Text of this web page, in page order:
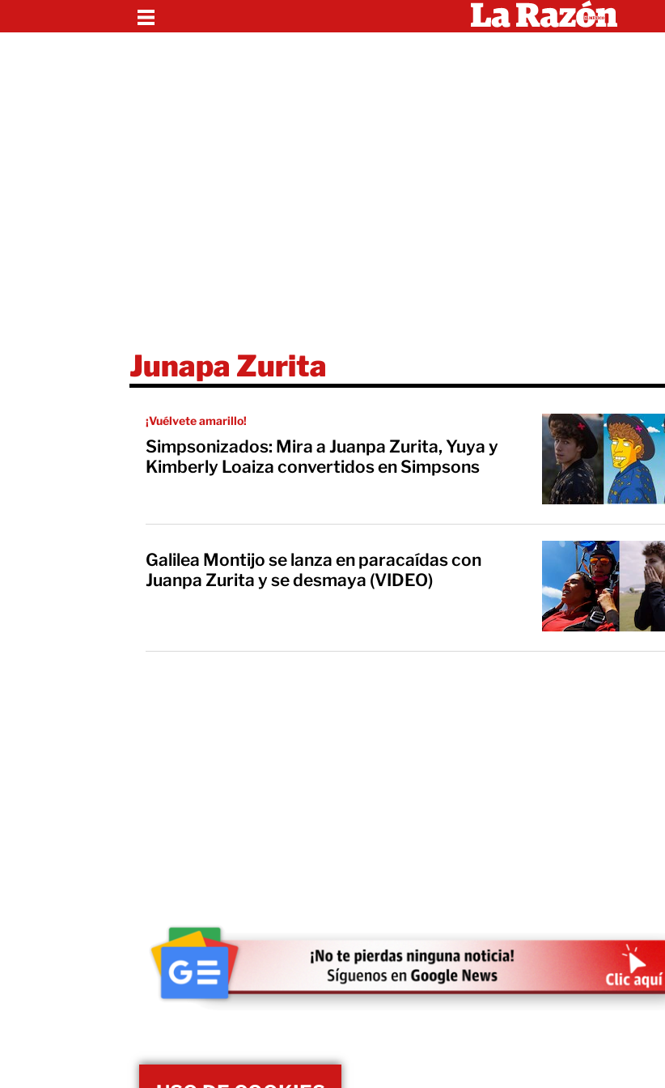
Junapa Zurita
¡Vuélvete amarillo!
Simpsonizados: Mira a Juanpa Zurita, Yuya y
Kimberly Loaiza convertidos en Simpsons
Galilea Montijo se lanza en paracaídas con
Juanpa Zurita y se desmaya (VIDEO)